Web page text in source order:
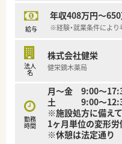
【やりがい/おすすめポイ
■分離申請により調剤
医療を支えるやりがい
■家賃100％会社負担の
給与
年収408万円～
※経験・就業条件により
法人
名
株式会社健栄
健栄鏑木薬局
勤務
時間
月～金 9:00〜
土 9:00〜
※施設処方に備え
1ヶ月単位の変形労
※休憩は法定通り